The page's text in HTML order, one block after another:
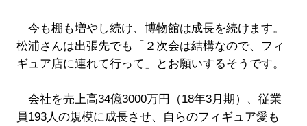
今も棚も増やし続け、博物館は成長を続けます。
松浦さんは出張先でも「２次会は結構なので、フィ
ギュア店に連れて行って」とお願いするそうです。
会社を売上高34億3000万円（18年3月期）、従業
員193人の規模に成長させ、自らのフィギュア愛も